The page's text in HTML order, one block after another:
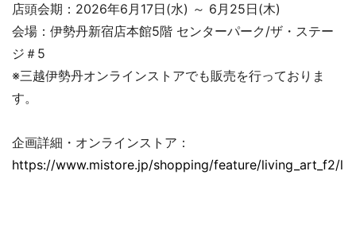
店頭会期：2026年6月17日(水) ～ 6月25日(木)
会場：伊勢丹新宿店本館5階 センターパーク/ザ・ステー
ジ＃5
※三越伊勢丹オンラインストアでも販売を行っておりま
す。
企画詳細・オンラインストア：
https://www.mistore.jp/shopping/feature/living_art_f2/